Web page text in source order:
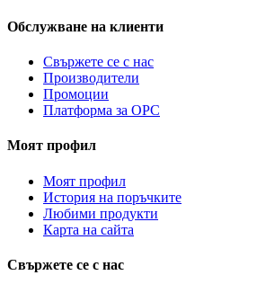
Обслужване на клиенти
Свържете се с нас
Производители
Промоции
Платформа за ОРС
Моят профил
Моят профил
История на поръчките
Любими продукти
Карта на сайта
Свържете се с нас